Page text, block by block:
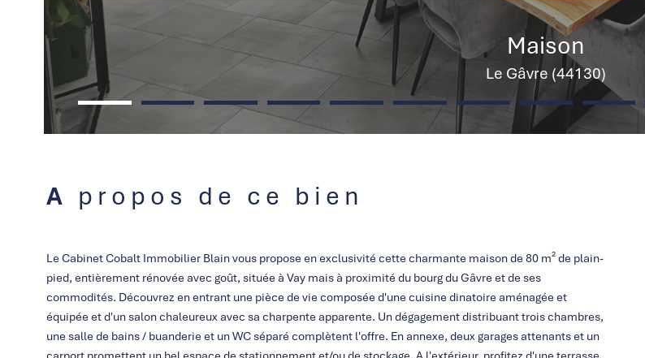
Maison
Le Gâvre (44130)
A propos de ce bien
Le Cabinet Cobalt Immobilier Blain vous propose en exclusivité cette charmante maison de 80 m² de plain-
pied, entièrement rénovée avec goût, située à Vay mais à proximité du bourg du Gâvre et de ses
commodités. Découvrez en entrant une pièce de vie composée d'une cuisine dinatoire aménagée et
équipée et d'un salon chaleureux avec sa charpente apparente. Un dégagement distribuant trois chambres,
une salle de bains / buanderie et un WC séparé complètent l'offre. En annexe, deux garages attenants et un